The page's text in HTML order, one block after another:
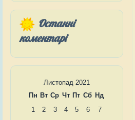
Останні
коментарі
Листопад 2021
Пн Вт Ср Чт Пт Сб Нд
1 2 3 4 5 6
7